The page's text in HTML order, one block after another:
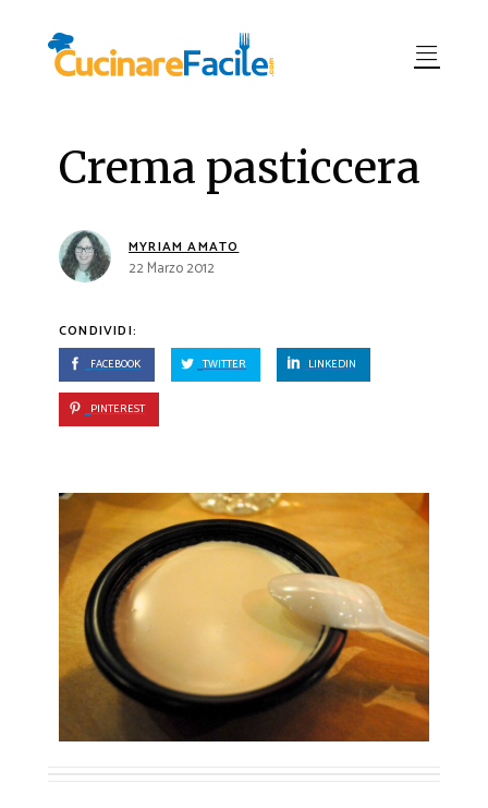
Crema pasticcera
MYRIAM AMATO
22 Marzo 2012
CONDIVIDI:
FACEBOOK TWITTER LINKEDIN
PINTEREST